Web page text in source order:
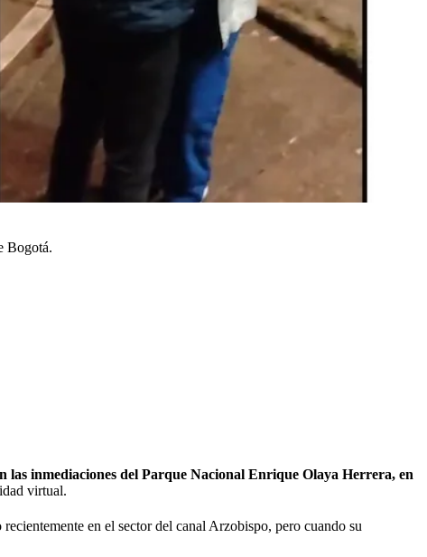
Bogotá.
inmediaciones del Parque Nacional Enrique Olaya Herrera, en
virtual.
en el sector del canal Arzobispo, pero cuando su